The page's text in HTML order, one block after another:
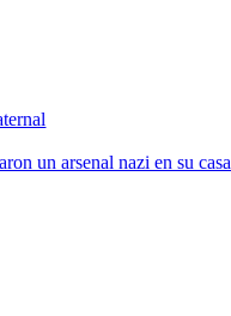
un arsenal nazi en su casa